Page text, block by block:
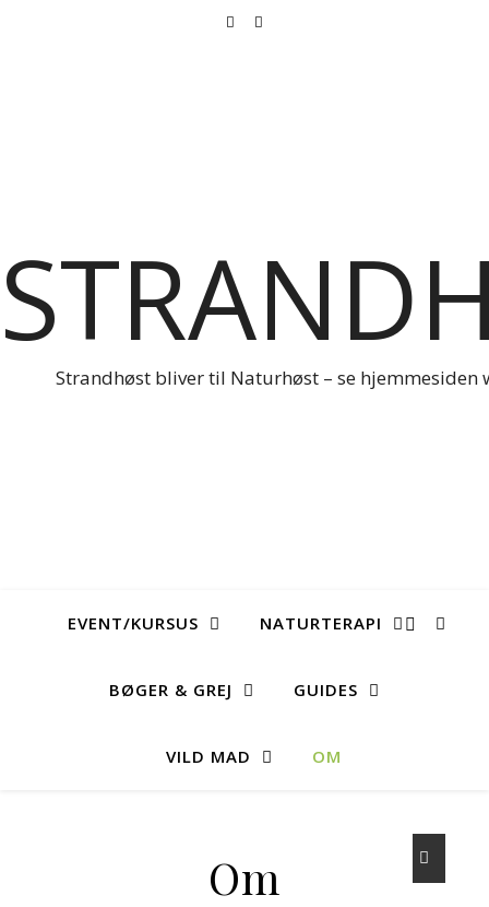
Strandhøst bliver til Naturhøst – se hjemmesiden
EVENT/KURSUS NATURTERAPI
BØGER & GREJ GUIDES
VILD MAD OM
Om